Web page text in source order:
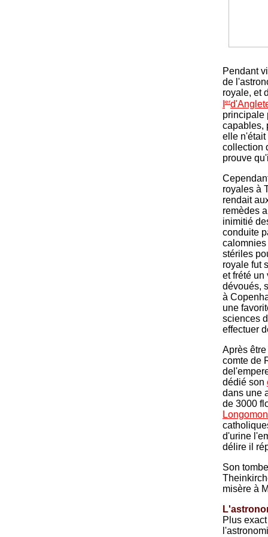
Pendant
de
royale, et
er
principale
capables,
elle n'était
collection
prouve
royales à
rendait
remèdes
inimitié
conduite
stériles
royale fut
et frété un
dévoués,
à
une
sciences
effectuer
Après
comte de
dédié son
dans une
de 3000
d'urine
délire il
Son
misère à
Plus